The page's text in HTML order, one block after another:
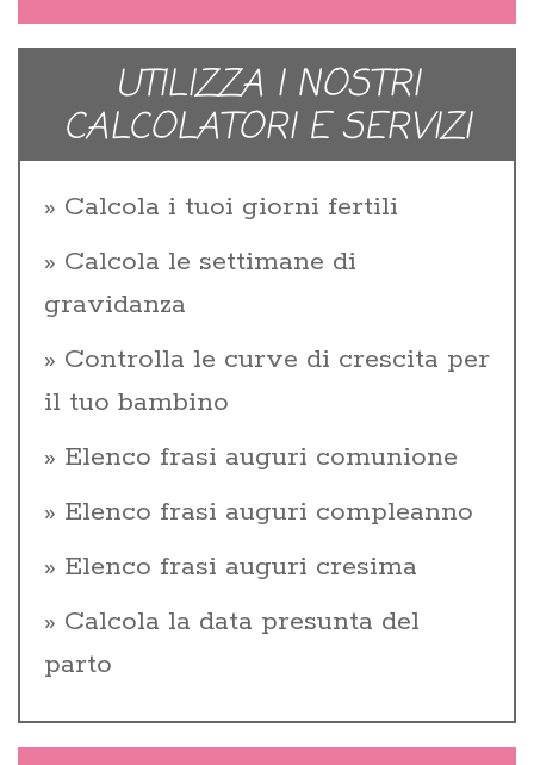
UTILIZZA I NOSTRI
CALCOLATORI E SERVIZI
Calcola i tuoi giorni fertili
Calcola le settimane di
gravidanza
Controlla le curve di crescita per
il tuo bambino
Elenco frasi auguri comunione
Elenco frasi auguri compleanno
Elenco frasi auguri cresima
Calcola la data presunta del
parto